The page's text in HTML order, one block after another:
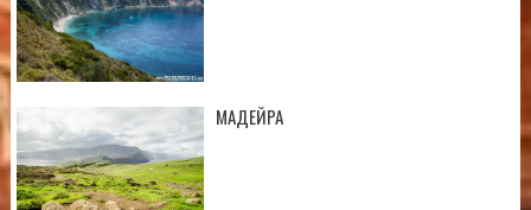
МАДЕЙРА